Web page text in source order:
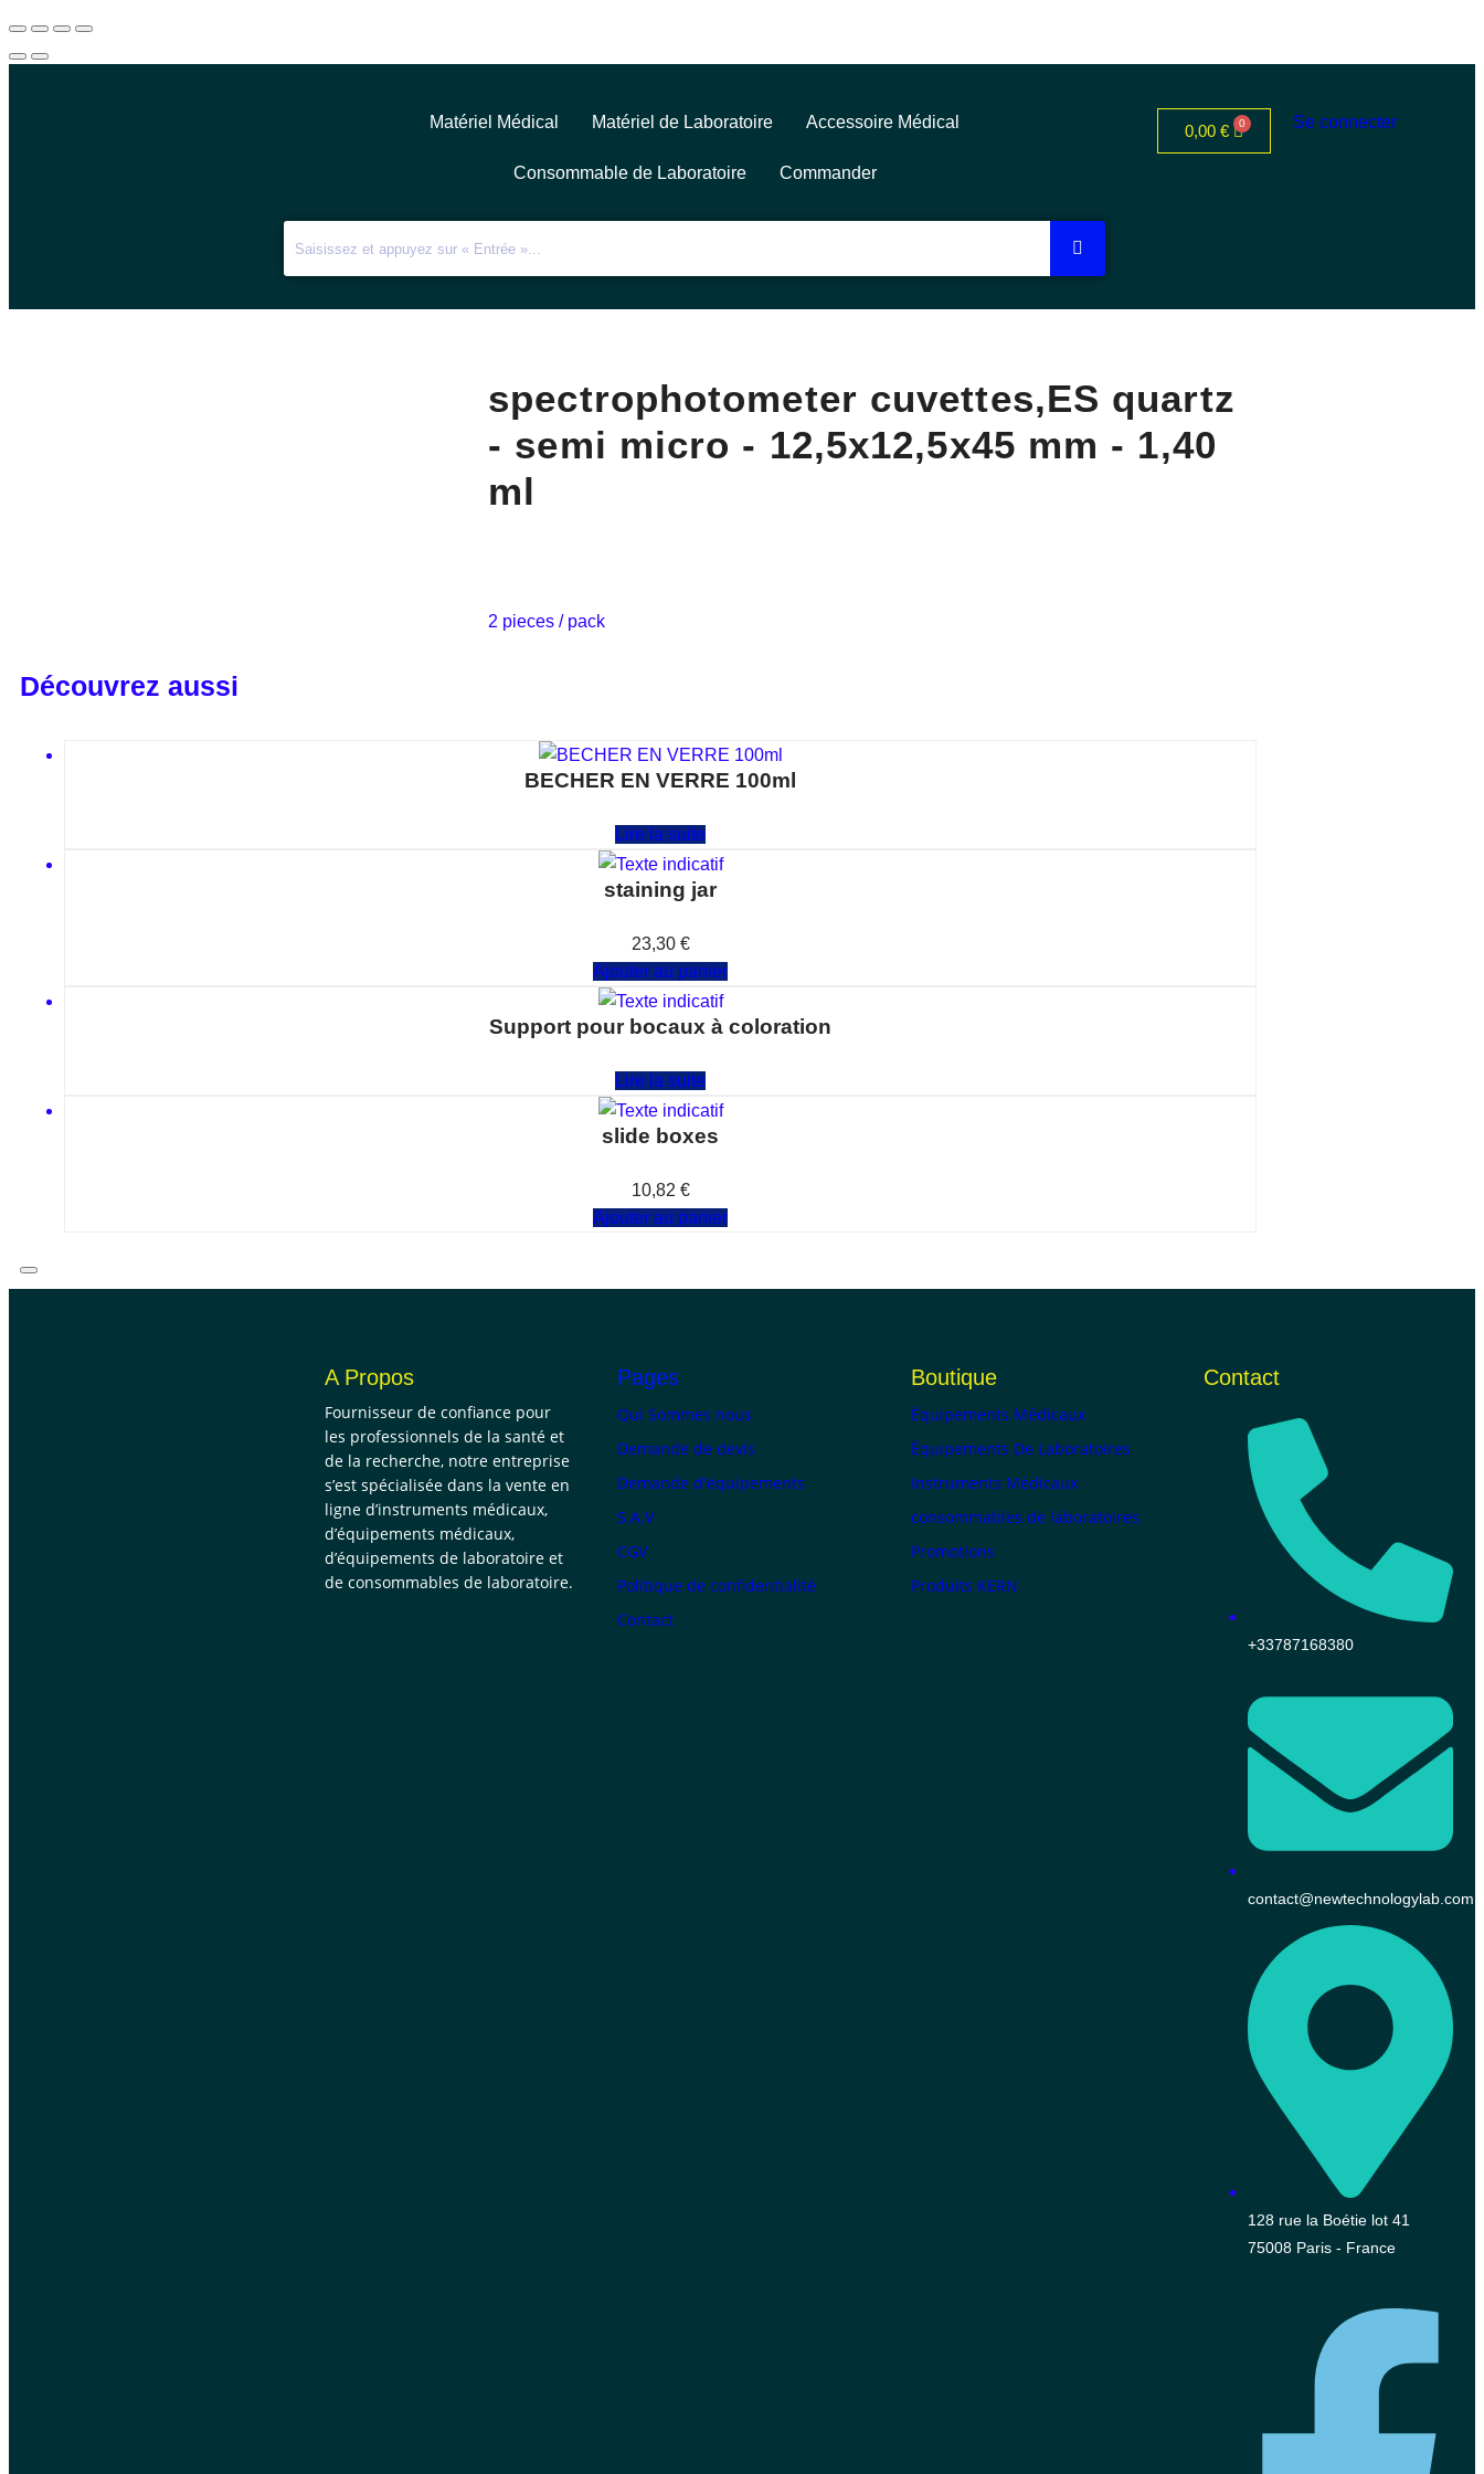
Matériel Médical Matériel de Laboratoire Accessoire Médical
Consommable de Laboratoire Commander
0,00 € Se connecter
spectrophotometer cuvettes,ES quartz
- semi micro - 12,5x12,5x45 mm - 1,40
ml
2 pieces / pack
Découvrez aussi
BECHER EN VERRE 100ml
Lire la suite
staining jar
23,30 €
Ajouter au panier
Support pour bocaux à coloration
Lire la suite
slide boxes
10,82 €
Ajouter au panier
A Propos
Fournisseur de confiance pour
les professionnels de la santé et
de la recherche, notre entreprise
s’est spécialisée dans la vente en
ligne d’instruments médicaux,
d’équipements médicaux,
d’équipements de laboratoire et
de consommables de laboratoire.
Pages
Qui Sommes nous
Demande de devis
Demande d'équipements
S.A.V
CGV
Politique de confidentialité
Contact
Boutique
Équipements Médicaux
Équipements De Laboratoires
Instruments Médicaux
consommables de laboratoires
Promotions
Produits KERN
Contact
+33787168380
contact@newtechnologylab.com
128 rue la Boétie lot 41
75008 Paris - France